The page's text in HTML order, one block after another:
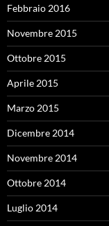
Febbraio 2016
Novembre 2015
Ottobre 2015
Aprile 2015
Marzo 2015
Dicembre 2014
Novembre 2014
Ottobre 2014
Luglio 2014